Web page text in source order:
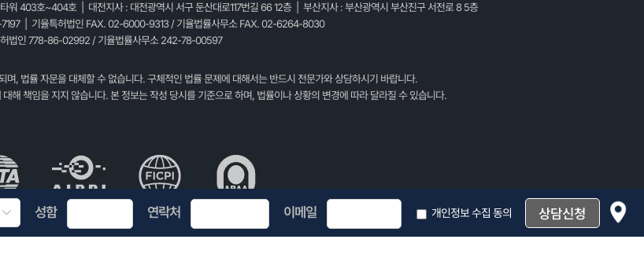
워 403호~404호 | 대전지사 : 대전광역시 서구 둔산대로117번길 66 12층 | 부산지사 : 부산광역시 부산진구 서전로 8 5층
7197 | 기율특허법인 FAX. 02-6000-9313 / 기율법률사무소 FAX. 02-6264-8030
법인 778-86-02992 / 기율법률사무소 242-78-00597
, 법률 자문을 대체할 수 없습니다. 구체적인 법률 문제에 대해서는 반드시 전문가와 상담하시기 바랍니다.
해 책임을 지지 않습니다. 본 정보는 작성 당시를 기준으로 하며, 법률이나 상황의 변경에 따라 달라질 수 있습니다.
 성함 연락처 이메일 개인정보 수집 동의